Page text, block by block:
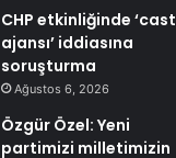
CHP etkinliğinde ‘cast
ajansı’ iddiasına
soruşturma
Ağustos 6, 2026
Özgür Özel: Yeni
partimizi milletimizin